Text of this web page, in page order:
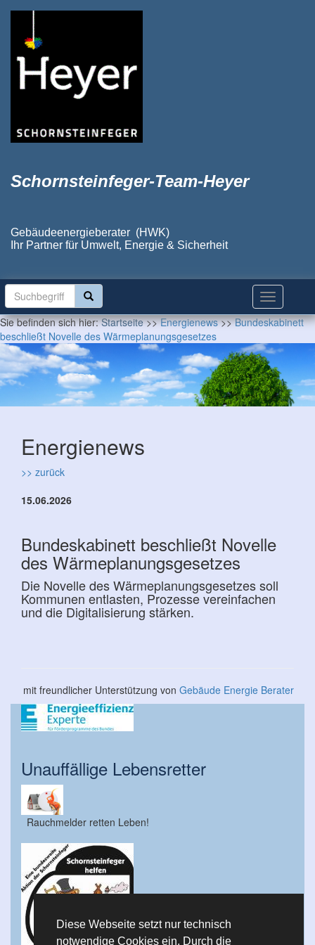
Diese Webseite setzt nur technisch
notwendige Cookies ein. Durch die
Schornsteinfeger-Team-Heyer
Gebäudeenergieberater (HWK)
Ihr Partner für Umwelt, Energie & Sicherheit
Sie befinden sich hier:Startseite>>Energienews>>Bundeskabinett
beschließt Novelle des Wärmeplanungsgesetzes
Energienews
>> zurück
15.06.2026
Bundeskabinett beschließt Novelle
des Wärmeplanungsgesetzes
Die Novelle des Wärmeplanungsgesetzes soll
Kommunen entlasten, Prozesse vereinfachen
und die Digitalisierung stärken.
mit freundlicher Unterstützung von Gebäude Energie Berater
Unauffällige Lebensretter
Rauchmelder retten Leben!